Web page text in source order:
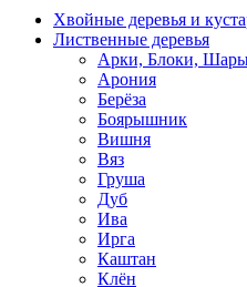
Хвойные деревья и
Лиственные деревья
Арки, Блоки,
Арония
Берёза
Боярышник
Вишня
Вяз
Груша
Дуб
Ива
Ирга
Каштан
Клён